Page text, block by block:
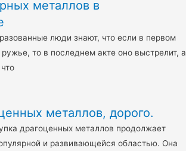
металлов в
люди знают, что если в первом
ружье, то в последнем акте оно выстрелит, а
металлов, дорого.
драгоценных металлов продолжает
и развивающейся областью. Она